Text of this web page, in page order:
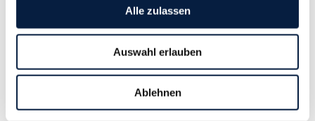
Alle zulassen
Auswahl erlauben
Ablehnen
Gerade in den Sommermonaten haben Ferialjobs
typischerweise Hochsaison...
Langtext
empfehlen drucken
Die Umsetzung der Zinsschranke in Österreich